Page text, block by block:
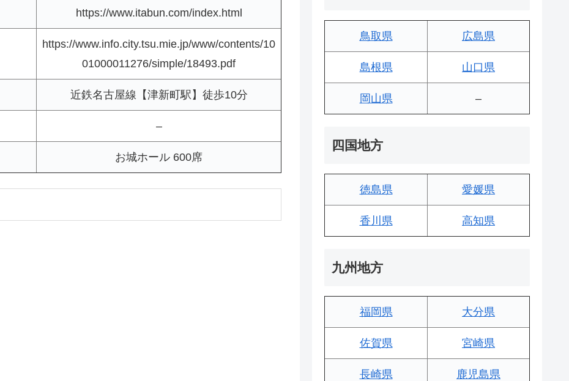
https://www.itabun.com/index.html
https://www.info.city.tsu.mie.jp/www/contents/10
01000011276/simple/18493.pdf
近鉄名古屋線【津新町駅】徒歩10分
–
お城ホール 600席
鳥取県 広島県
島根県 山口県
岡山県 –
四国地方
徳島県 愛媛県
香川県 高知県
九州地方
福岡県 大分県
佐賀県 宮崎県
長崎県 鹿児島県